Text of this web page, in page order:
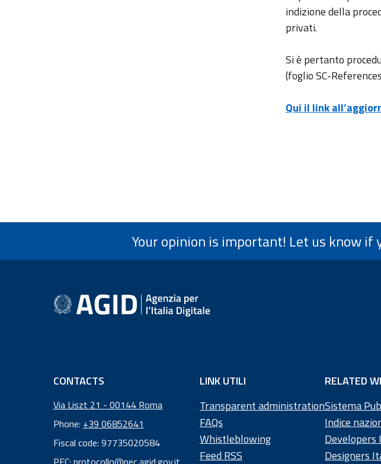
indizione della
privati.
Si è pertanto
(foglio SC-
Qui il link
Your opinion is important! Let us know if
CONTACTS
Via Liszt 21 - 00144 Roma
Phone: +39 06852641
Fiscal code: 97735020584
Fiscal
LINK UTILI
Transparent administration
FAQs
Whistleblowing
Feed RSS
RELATED
Sistema
Indice
Developers
Designers